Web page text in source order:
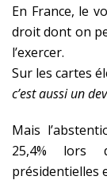
En France, le
droit dont on
l’exercer.
Sur les cartes
c’est aussi un
Mais
25,4% lors
présidentielles